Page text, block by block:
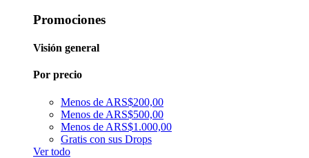
Promociones
Visión general
Por precio
Menos de ARS$200,00
Menos de ARS$500,00
Menos de ARS$1.000,00
Gratis con sus Drops
Ver todo